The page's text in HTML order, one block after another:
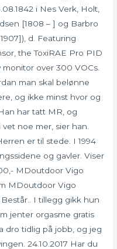
i Nes Verk, Holt,
[1808 – ] og Barbro
d. Featuring
the ToxiRAE Pro PID
over 300 VOCs.
man skal belønne
og ikke minst hvor og
har tatt MR, og
noe mer, sier han.
er til stede. I 1994
og gavler. Viser
MDoutdoor Vigo
MDoutdoor Vigo
I tillegg gikk hun
jenter orgasme gratis
dro tidlig på jobb, og jeg
24.10.2017 Har du